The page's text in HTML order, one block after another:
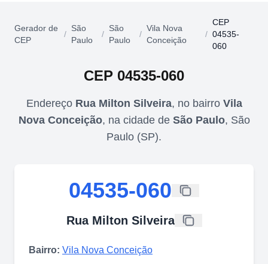
Gerador de
CEP
/
São
Paulo
/
São
Paulo
/
Vila Nova
Conceição
/
CEP
04535-
060
CEP 04535-060
Endereço Rua Milton Silveira, no bairro Vila
Nova Conceição, na cidade de São Paulo, São
Paulo (SP).
04535-060
Rua Milton Silveira
Bairro: Vila Nova Conceição